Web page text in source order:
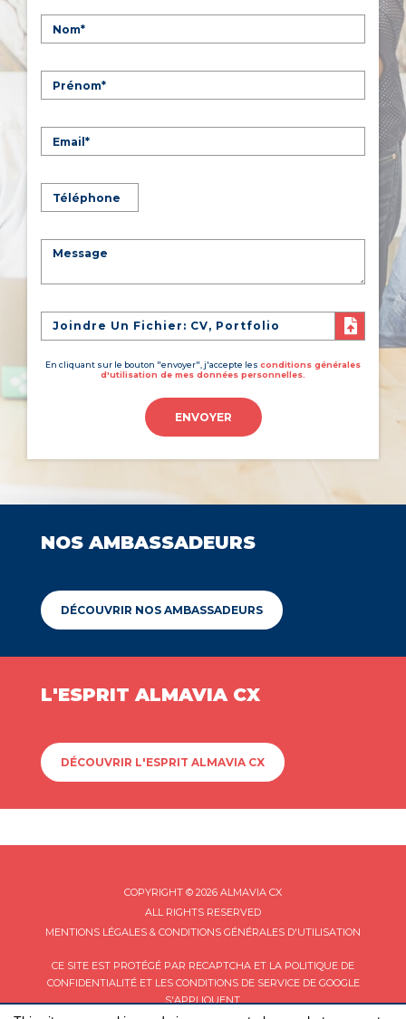
Joindre Un Fichier: CV, Portfolio
En cliquant sur le bouton "envoyer", j'accepte les conditions générales
d'utilisation de mes données personnelles.
ENVOYER
NOS AMBASSADEURS
DÉCOUVRIR NOS AMBASSADEURS
L'ESPRIT ALMAVIA CX
DÉCOUVRIR L'ESPRIT ALMAVIA CX
COPYRIGHT © 2026 ALMAVIA CX
ALL RIGHTS RESERVED
MENTIONS LÉGALES & CONDITIONS GÉNÉRALES D'UTILISATION
CE SITE EST PROTÉGÉ PAR RECAPTCHA ET LA POLITIQUE DE
CONFIDENTIALITÉET LES CONDITIONS DE SERVICEDE GOOGLE
S'APPLIQUENT.